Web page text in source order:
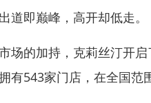
即巅峰，高开却低走。
的加持，克莉丝汀开启
有543家门店，在全国范